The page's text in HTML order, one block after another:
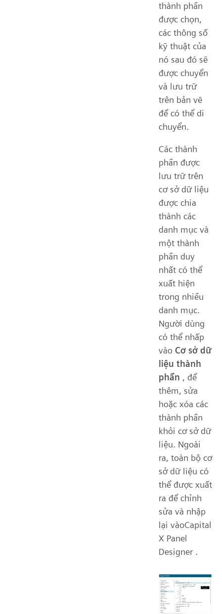
thành phần
được chọn,
các thông số
kỹ thuật của
nó sau đó sẽ
được chuyển
và lưu trữ
trên bản vẽ
để có thể di
chuyển.
Các thành
phần được
lưu trữ trên
cơ sở dữ liệu
được chia
thành các
danh mục và
một thành
phần duy
nhất có thể
xuất hiện
trong nhiều
danh mục.
Người dùng
có thể nhấp
vào Cơ sở dữ
liệu thành
phần , để
thêm, sửa
hoặc xóa các
thành phần
khỏi cơ sở dữ
liệu. Ngoài
ra, toàn bộ cơ
sở dữ liệu có
thể được xuất
ra để chỉnh
sửa và nhập
lại vàoCapital
X Panel
Designer .